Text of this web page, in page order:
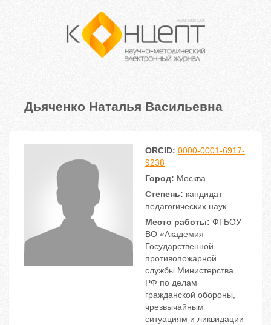
Дьяченко Наталья Васильевна
ORCID: 0000-0001-6917-
9238
Город: Москва
Степень: кандидат
педагогических наук
Место работы: ФГБОУ
ВО «Академия
Государственной
противопожарной
службы Министерства
РФ по делам
гражданской обороны,
чрезвычайным
ситуациям и ликвидации